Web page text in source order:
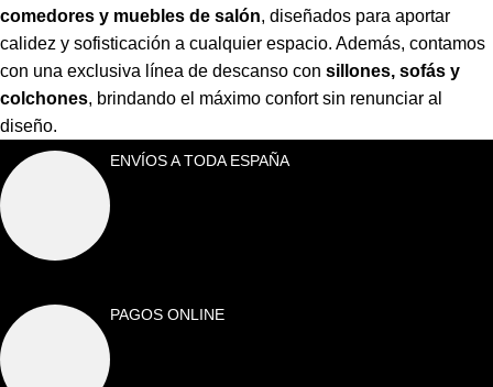
comedores y muebles de salón, diseñados para aportar
calidez y sofisticación a cualquier espacio. Además, contamos
con una exclusiva línea de descanso con sillones, sofás y
colchones, brindando el máximo confort sin renunciar al
diseño.
ENVÍOS A TODA ESPAÑA
PAGOS ONLINE